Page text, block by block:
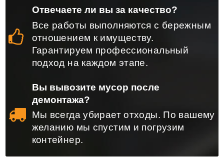
Отвечаете ли вы за качество?
Все работы выполняются с бережным
отношением к имуществу.
Гарантируем профессиональный
подход на каждом этапе.
Вы вывозите мусор после
демонтажа?
Мы всегда убирает отходы. По вашему
желанию мы спустим и погрузим
контейнер.